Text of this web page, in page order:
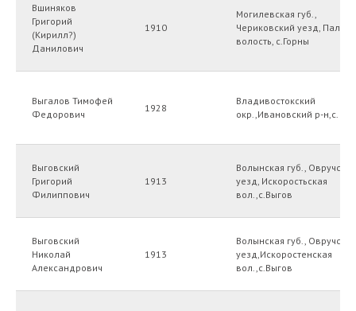
Вшиняков
Григорий
(Кирилл?)
Данилович
1910
Могилевская губ.,
Чериковский уезд,
волость, с.Горны
Выгалов Тимофей
Федорович
1928
Владивостокский
окр.,Ивановский р-н,с. ?
Выговский
Григорий
Филиппович
1913
Волынская губ., Овручский
уезд, Искоростьская
вол.,с.Выгов
Выговский
Николай
Александрович
1913
Волынская губ., Овручский
уезд,Искоростенская
вол.,с.Выгов